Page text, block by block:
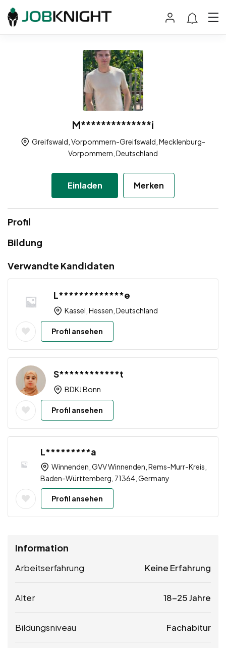
M**************i
Greifswald, Vorpommern-Greifswald, Mecklenburg-
Vorpommern, Deutschland
Einladen Merken
Profil
Bildung
Verwandte Kandidaten
L*************e
Kassel, Hessen, Deutschland
Profil ansehen
S************t
BDKJ Bonn
Profil ansehen
L*********a
Winnenden, GVV Winnenden, Rems-Murr-Kreis,
Baden-Württemberg, 71364, Germany
Profil ansehen
Information
Arbeitserfahrung Keine Erfahrung
Alter 18-25 Jahre
Bildungsniveau Fachabitur